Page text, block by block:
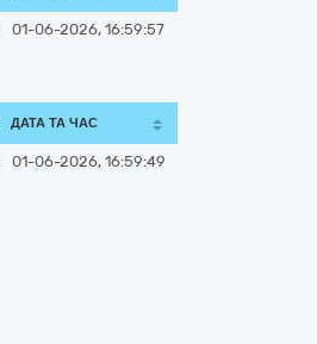
01-06-2026, 16:59:57
ДАТА ТА ЧАС
01-06-2026, 16:59:49